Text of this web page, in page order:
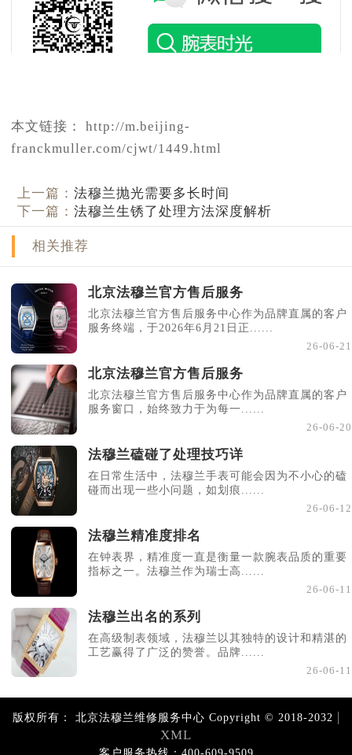
本文链接： http://m.beijing-
franckmuller.com/cjwt/1449.html
上一篇：法穆兰抛光需要多长时间
下一篇：法穆兰生锈了处理方法深度解析
相关推荐
北京法穆兰官方售后服务
北京法穆兰官方售后服务中心作为品牌直属的客户
服务终端，于2026年6月21日正......
26-06-21
北京法穆兰官方售后服务
北京法穆兰官方售后服务中心作为品牌直属的客户
服务窗口，始终致力于为每一......
26-06-20
法穆兰磕碰了处理技巧详
在日常生活中，法穆兰手表可能会因为不小心的磕
碰而出现一些小问题，如划痕......
26-06-12
法穆兰精准度排名
在钟表界，精准度一直是衡量一款腕表品质的重要
指标之一。法穆兰作为瑞士高......
26-06-11
法穆兰出名的系列
在高级制表领域，法穆兰以其独特的设计和精湛的
工艺赢得了广泛的赞誉。品牌......
26-06-11
版权所有： 北京法穆兰维修服务中心 Copyright © 2018-2032 |
XML